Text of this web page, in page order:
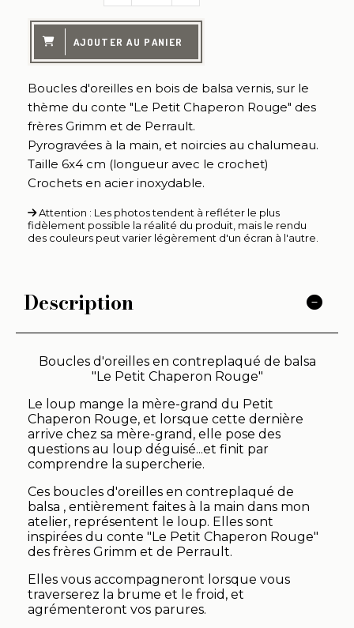
AJOUTER AU PANIER
Boucles d'oreilles en bois de balsa vernis, sur le
thème du conte "Le Petit Chaperon Rouge" des
frères Grimm et de Perrault.
Pyrogravées à la main, et noircies au chalumeau.
Taille 6x4 cm (longueur avec le crochet)
Crochets en acier inoxydable.
Attention : Les photos tendent à refléter le plus
fidèlement possible la réalité du produit, mais le rendu
des couleurs peut varier légèrement d'un écran à l'autre.
Description
Boucles d'oreilles en contreplaqué de balsa
"Le Petit Chaperon Rouge"
Le loup mange la mère-grand du Petit
Chaperon Rouge, et lorsque cette dernière
arrive chez sa mère-grand, elle pose des
questions au loup déguisé...et finit par
comprendre la supercherie.
Ces boucles d'oreilles en contreplaqué de
balsa , entièrement faites à la main dans mon
atelier, représentent le loup. Elles sont
inspirées du conte "Le Petit Chaperon Rouge"
des frères Grimm et de Perrault.
Elles vous accompagneront lorsque vous
traverserez la brume et le froid, et
agrémenteront vos parures.